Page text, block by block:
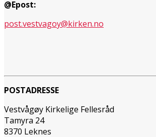
@Epost:
post.vestvagoy@kirken.no
POSTADRESSE
Vestvågøy Kirkelige Fellesråd
Tamyra 24
8370 Leknes